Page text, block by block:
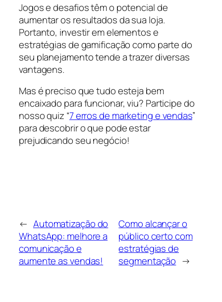
Jogos e desafios têm o potencial de
aumentar os resultados da sua loja.
Portanto, investir em elementos e
estratégias de gamificação como parte do
seu planejamento tende a trazer diversas
vantagens.
Mas é preciso que tudo esteja bem
encaixado para funcionar, viu? Participe do
nosso quiz “7 erros de marketing e vendas”
para descobrir o que pode estar
prejudicando seu negócio!
← Automatização do
WhatsApp: melhore a
comunicação e
aumente as vendas!
Como alcançar o
público certo com
estratégias de
segmentação →